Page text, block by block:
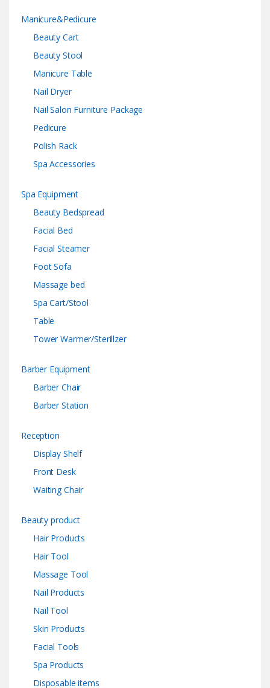
Manicure&Pedicure
Beauty Cart
Beauty Stool
Manicure Table
Nail Dryer
Nail Salon Furniture Package
Pedicure
Polish Rack
Spa Accessories
Spa Equipment
Beauty Bedspread
Facial Bed
Facial Steamer
Foot Sofa
Massage bed
Spa Cart/Stool
Table
Tower Warmer/Sterillzer
Barber Equipment
Barber Chair
Barber Station
Reception
Display Shelf
Front Desk
Waiting Chair
Beauty product
Hair Products
Hair Tool
Massage Tool
Nail Products
Nail Tool
Skin Products
Facial Tools
Spa Products
Disposable items